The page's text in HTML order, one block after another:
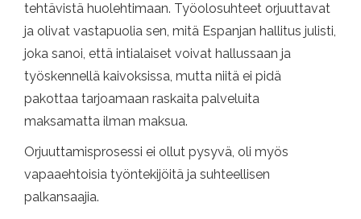
tehtävistä huolehtimaan. Työolosuhteet orjuuttavat
ja olivat vastapuolia sen, mitä Espanjan hallitus julisti,
joka sanoi, että intialaiset voivat hallussaan ja
työskennellä kaivoksissa, mutta niitä ei pidä
pakottaa tarjoamaan raskaita palveluita
maksamatta ilman maksua.
Orjuuttamisprosessi ei ollut pysyvä, oli myös
vapaaehtoisia työntekijöitä ja suhteellisen
palkansaajia.